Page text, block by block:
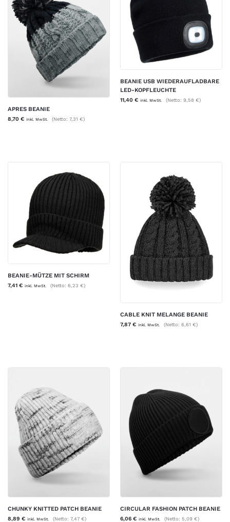
APRES BEANIE
8,70 € inkl. MwSt. (Netto: 7,31 €)
BEANIE USB WIEDERAUFLADBARE
LED-KOPFLEUCHTE
11,40 € inkl. MwSt. (Netto: 9,58 €)
BEANIE-MÜTZE MIT SCHIRM
7,41 € inkl. MwSt. (Netto: 6,23 €)
CABLE KNIT MELANGE BEANIE
7,87 € inkl. MwSt. (Netto: 6,61 €)
CHUNKY KNITTED PATCH BEANIE
8,89 € inkl. MwSt. (Netto: 7,47 €)
CIRCULAR FASHION PATCH BEANIE
6,06 € inkl. MwSt. (Netto: 5,09 €)